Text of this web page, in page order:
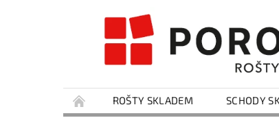
ROŠTY SKLADEM SCHODY